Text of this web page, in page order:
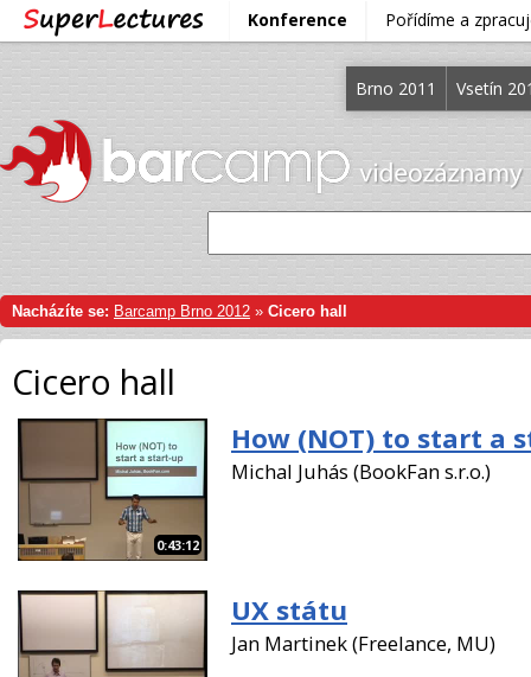
Konference Pořídíme a
Brno 2011 Vsetín
Nacházíte se: Barcamp Brno 2012 » Cicero hall
Cicero hall
0:43:12
How (NOT) to start a
Michal Juhás (BookFan s.r.o.)
UX státu
Jan Martinek (Freelance, MU)